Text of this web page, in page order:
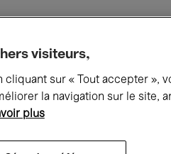
qui
visiteurs,
cliquant sur « Tout accepter »,
la navigation sur le site,
plus